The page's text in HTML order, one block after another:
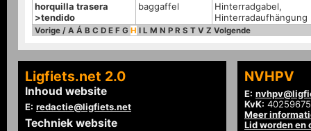
horquilla trasera
>tendido
baggaffel
Hinterradgabel,
Hinterradaufhängung
Vorige / A Á B C D E F G H I L M N P R S T V Z Volgende
Ligfiets.net 2.0
Inhoud website
E: redactie@ligfiets.net
Techniek website
NVHPV
E:
KvK: 40259675
Meer
Lid worden en